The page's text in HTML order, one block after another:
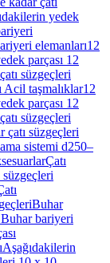
yedek
elemanları12
parçası 12
süzgeçleri
Acil taşmalıklar12
parçası 12
süzgeçleri
çatı süzgeçleri
sistemi d250–
Çatı
süzgeçleri
Buhar
Buhar bariyeri
Aşağıdakilerin